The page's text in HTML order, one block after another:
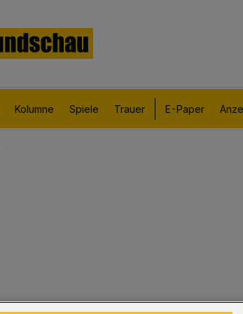
Kolumne Spiele Trauer E-Paper